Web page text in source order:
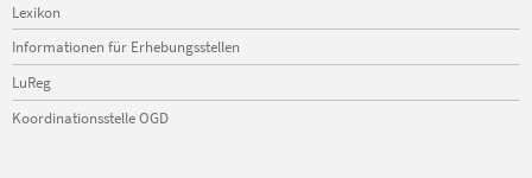
Lexikon
Informationen für Erhebungsstellen
LuReg
Koordinationsstelle OGD